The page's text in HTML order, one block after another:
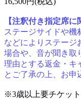
【注釈付き指定席に
ステージサイドや機
などによりステージ
場合や、音が聞き取
理由とする返金・キ
とご了承の上、お申
※3歳以上要チケット